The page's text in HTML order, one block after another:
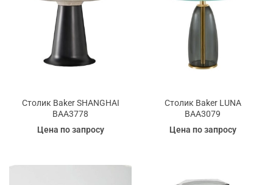
Столик Baker SHANGHAI
BAA3778
Цена по запросу
Столик Baker LUNA
BAA3079
Цена по запросу